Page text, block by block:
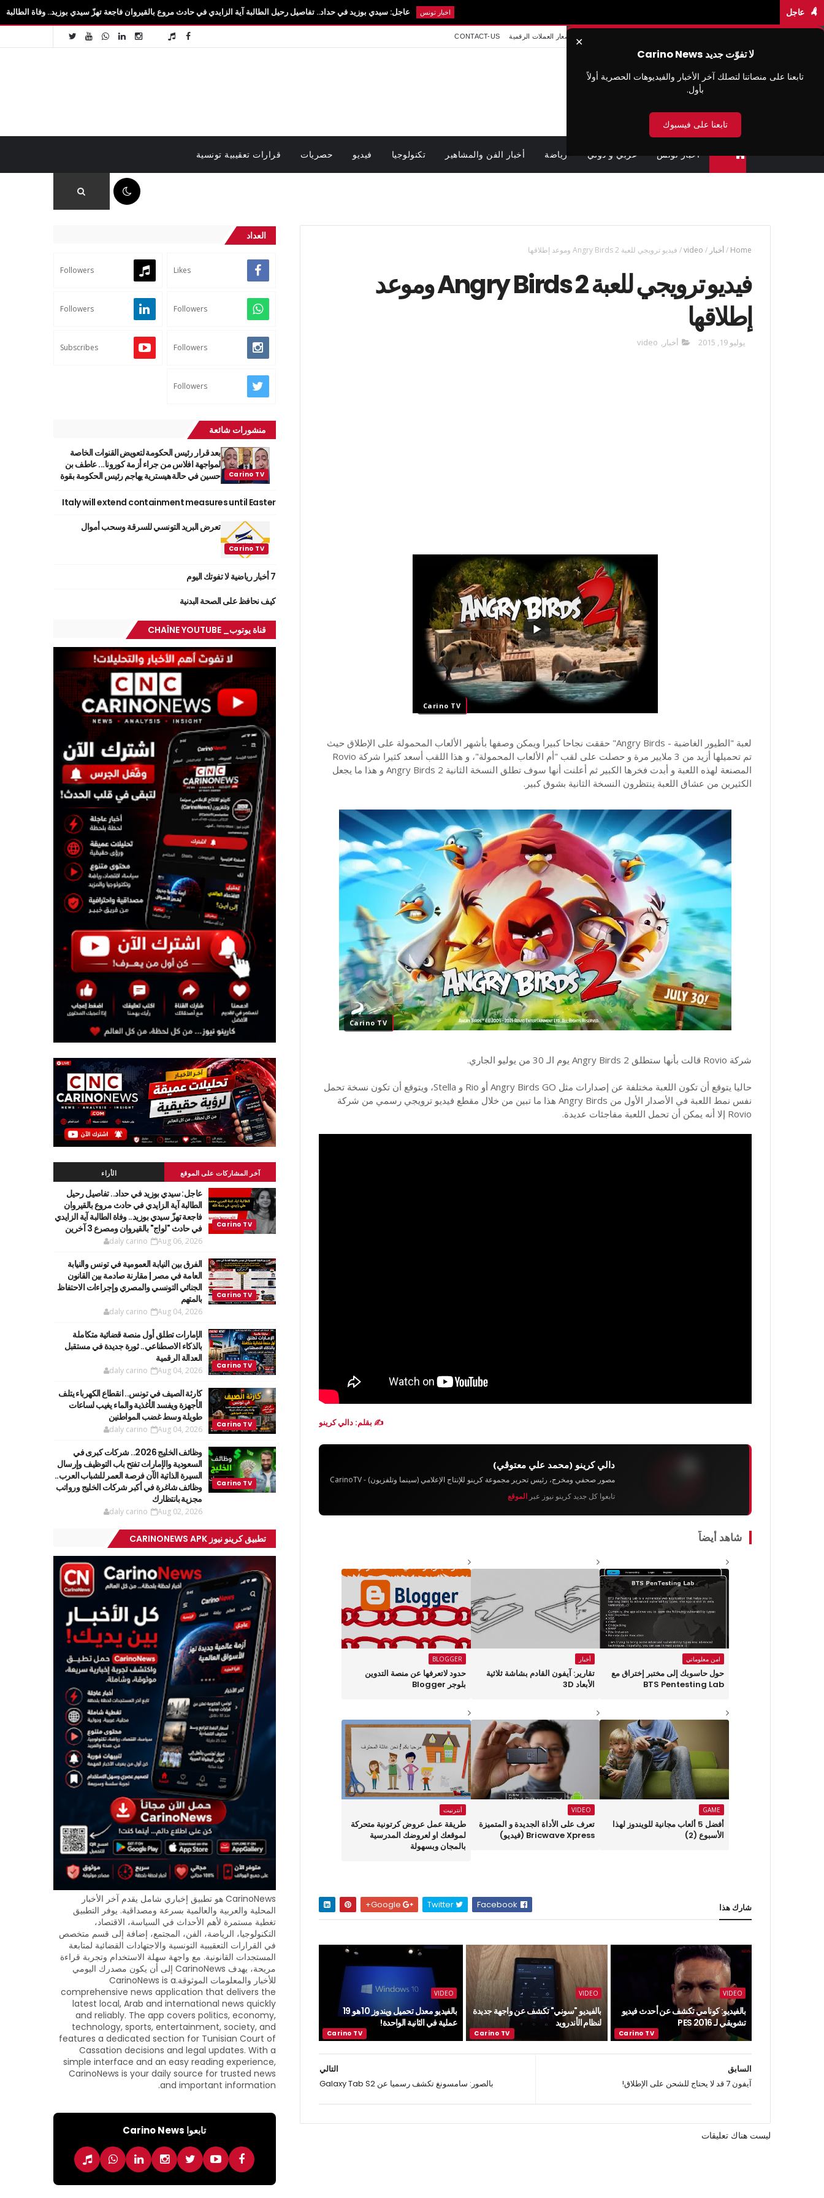
عاجل عاجل: سيدي بوزيد في حداد.. تفاصيل رحيل الطالبة آية الزايدي في حادث مروع بالقيروان فاجعة تهزّ سيدي بوزيد.. وفاة الطالبة آية الزايدي في
✕
لا تفوّت جديد Carino News
تابعنا على منصاتنا لتصلك آخر الأخبار والفيديوهات الحصرية أولاً
بأول.
تابعنا على فيسبوك
اسعار العملات الرقمية CONTACT-US
اخبار تونس عربي و دولي رياضة أخبار الفن والمشاهير تكنولوجيا فيديو حصريات قرارات تعقيبية تونسية
Home
/أخبار /
video
/ فيديو ترويجي للعبة Angry Birds 2 وموعد إطلاقها
فيديو ترويجي للعبة Angry Birds 2 وموعد
إطلاقها
يوليو 19, 2015 أخبار ,
video
Carino TV
لعبة "الطيور الغاضبة - Angry Birds" حققت نجاحا كبيرا ويمكن وصفها بأشهر الألعاب المحمولة على الإطلاق حيث
تم تحميلها أزيد من 3 ملايير مرة و حصلت على لقب "أم الألعاب المحمولة"، و هذا اللقب أسعد كثيرا شركة Rovio
المصنعة لهذه اللعبة و أبدت فخرها الكبير ثم أعلنت أنها سوف تطلق النسخة الثانية Angry Birds 2 و هذا ما يجعل
الكثيرين من عشاق اللعبة ينتظرون النسخة الثانية بشوق كبير.
Carino TV
شركة Rovio قالت بأنها ستطلق Angry Birds 2 يوم الـ 30 من يوليو الجاري.
حاليا يتوقع أن تكون اللعبة مختلفة عن إصدارات مثل Angry Birds GO أو Rio و Stella، ويتوقع أن تكون نسخة تحمل
نفس نمط اللعبة في الأصدار الأول من Angry Birds هذا ما تبين من خلال مقطع فيديو ترويجي رسمي من شركة
Rovio إلا أنه يمكن أن تحمل اللعبة مفاجئات عديدة.
✍️ بقلم: دالي كرينو
دالي كرينو (محمد علي معتوڨي)
مصور صحفي ومخرج، رئيس تحرير مجموعة كرينو للإنتاج الإعلامي (سينما وتلفزيون) - CarinoTV
تابعوا كل جديد كرينو نيوز عبرالموقع
شاهد أيضاً
امن معلوماتي
حول حاسوبك إلى مختبر إختراق مع
BTS Pentesting Lab
أخبار
تقارير: آيفون القادم بشاشة ثلاثية
الأبعاد 3D
BLOGGER
حدود لاتعرفها عن منصة التدوين
بلوجر Blogger
GAME
أفضل 5 ألعاب مجانية للويندوز لهذا
الأسبوع (2)
VIDEO
تعرف على الأداة الجديدة و المتميزة
Bricwave Xpress (فيديو)
أنترنيت
طريقة عمل عروض كرتونية متحركة
لموقعك او لعروضك المدرسية
بالمجان وبسهولة
شارك هذا Twitter
VIDEO
بالفيديو: كونامي تكشف عن أحدث فيديو
تشويقي لـ PES 2016
VIDEO
بالفيديو "سوني" تكشف عن واجهة جديدة
لنظام الأندرويد
VIDEO
بالفيديو معدل تحميل ويندوز 10 هو 19
عملية في الثانية الواحدة!
التالي
بالصور: سامسونغ تكشف رسميا عن Galaxy Tab S2
السابق
آيفون 7 قد لا يحتاج للشحن على الإطلاق!
ليست هناك تعليقات
العداد
Likes
Followers
Followers
Followers
Followers
Subscribes
Followers
منشورات شائعة
بعد قرار رئيس الحكومة لتعويض القنوات الخاصة
لمواجهة افلاس من جراء أزمة كورونا... عاطف بن
حسين في حالة هيسترية يهاجم رئيس الحكومة بقوة
Italy will extend containment measures until Easter
تعرض البريد التونسي للسرقة وسحب أموال
7 أخبار رياضية لا تفوتك اليوم
كيف نحافظ على الصحة البدنية
قناة يوتوب_ CHAÎNE YOUTUBE
آخر المشاركات على الموقع الأراء
عاجل: سيدي بوزيد في حداد.. تفاصيل رحيل
الطالبة آية الزايدي في حادث مروع بالقيروان
فاجعة تهزّ سيدي بوزيد.. وفاة الطالبة آية الزايدي
في حادث "لواج" بالقيروان ومصرع 3 آخرين
daly carino Aug 06, 2026
الفرق بين النيابة العمومية في تونس والنيابة
العامة في مصر | مقارنة صادمة بين القانون
الجنائي التونسي والمصري وإجراءات الاحتفاظ
بالمتهم
daly carino Aug 04, 2026
الإمارات تطلق أول منصة قضائية متكاملة
بالذكاء الاصطناعي.. ثورة جديدة في مستقبل
العدالة الرقمية
daly carino Aug 04, 2026
كارثة الصيف في تونس.. انقطاع الكهرباء يتلف
الأجهزة ويفسد الأغذية والماء يغيب لساعات
طويلة وسط غضب المواطنين
daly carino Aug 04, 2026
وظائف الخليج 2026.. شركات كبرى في
السعودية والإمارات تفتح باب التوظيف وإرسال
السيرة الذاتية الآن فرصة العمر للشباب العرب..
وظائف شاغرة في أكبر شركات الخليج ورواتب
مجزية بانتظارك
daly carino Aug 02, 2026
تطبيق كرينو نيوز CARINONEWS APK
CarinoNews هو تطبيق إخباري شامل يقدم آخر الأخبار
المحلية والعربية والعالمية بسرعة ومصداقية. يوفر التطبيق
تغطية مستمرة لأهم الأحداث في السياسة، الاقتصاد،
التكنولوجيا، الرياضة، الفن، المجتمع، إضافة إلى قسم متخصص
في القرارات التعقيبية التونسية والاجتهادات القضائية لمتابعة
المستجدات القانونية. مع واجهة سهلة الاستخدام وتجربة قراءة
مريحة، يهدف CarinoNews إلى أن يكون مصدرك اليومي
للأخبار والمعلومات الموثوقة.CarinoNews is a
comprehensive news application that delivers the
latest local, Arab and international news quickly
and reliably. The app covers politics, economy,
technology, sports, entertainment, society, and
features a dedicated section for Tunisian Court of
Cassation decisions and legal updates. With a
simple interface and an easy reading experience,
CarinoNews is your daily source for trusted news
and important information.
تابعوا Carino News